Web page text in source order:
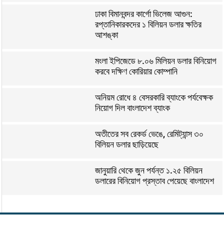
ঢাকা বিমানবন্দর কার্গো ভিলেজ আগুন:
রপ্তানিকারকদের ১ বিলিয়ন ডলার ক্ষতির
আশঙ্কা
মংলা ইপিজেডে ৮.০৬ মিলিয়ন ডলার বিনিয়োগ
করবে দক্ষিণ কোরিয়ার কোম্পানি
অনিয়ম রোধে ৪ বেসরকারি ব্যাংকে পর্যবেক্ষক
নিয়োগ দিল বাংলাদেশ ব্যাংক
অতীতের সব রেকর্ড ভেঙে, রেমিট্যান্স ৩০
বিলিয়ন ডলার ছাড়িয়েছে
জানুয়ারি থেকে জুন পর্যন্ত ১.২৫ বিলিয়ন
ডলারের বিনিয়োগ প্রস্তাব পেয়েছে বাংলাদেশ